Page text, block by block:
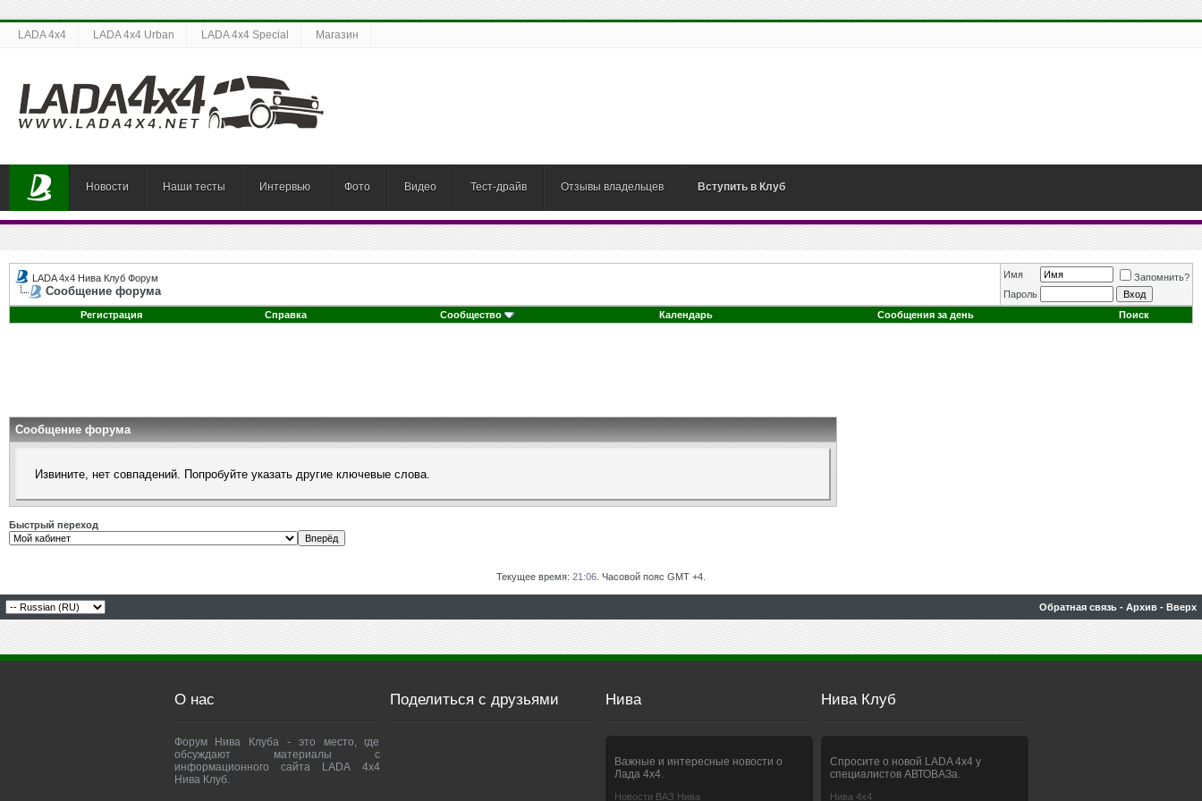
LADA 4x4 LADA 4x4 Urban LADA 4x4 Special Магазин
Новости Наши тесты Интервью Фото Видео Тест-драйв Отзывы владельцев Вступить в Клуб
LADA 4x4 Нива Клуб Форум
Сообщение форума
Имя
Запомнить?
Пароль
Регистрация
Справка Сообщество Календарь Сообщения за день Поиск
Сообщение форума
Извините, нет совпадений. Попробуйте указать другие ключевые слова.
Быстрый переход
Текущее время: 21:06 . Часовой пояс GMT +4.
Обратная связь - Архив - Вверх
О нас
Форум Нива Клуба - это место, где
обсуждают материалы с
информационного сайта LADA 4x4
Нива Клуб.
Поделиться с друзьями Нива
Важные и интересные новости о
Лада 4х4.
Новости ВАЗ Нива
Нива Клуб
Спросите о новой LADA 4x4 у
специалистов АВТОВАЗа.
Нива 4х4